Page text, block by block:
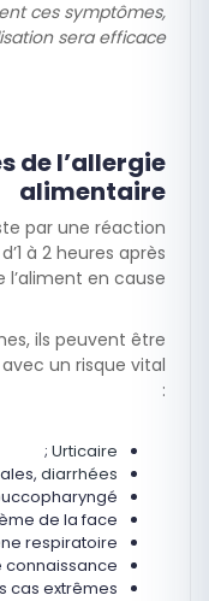
ces symptômes,
sera efficace.
de l’allergie
alimentaire
par une réaction
à 2 heures après
l’aliment en cause.
ils peuvent être
un risque vital
:
Urticaire
;
diarrhées
;
de la face ;
respiratoire ;
;
cas extrêmes.